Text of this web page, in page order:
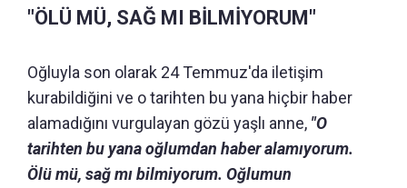
"ÖLÜ MÜ, SAĞ MI BİLMİYORUM"
Oğluyla son olarak 24 Temmuz'da iletişim
kurabildiğini ve o tarihten bu yana hiçbir haber
alamadığını vurgulayan gözü yaşlı anne, "O
tarihten bu yana oğlumdan haber alamıyorum.
Ölü mü, sağ mı bilmiyorum. Oğlumun